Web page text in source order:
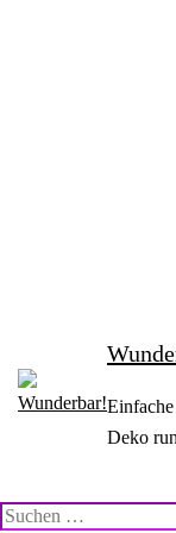
Deko
Suchen